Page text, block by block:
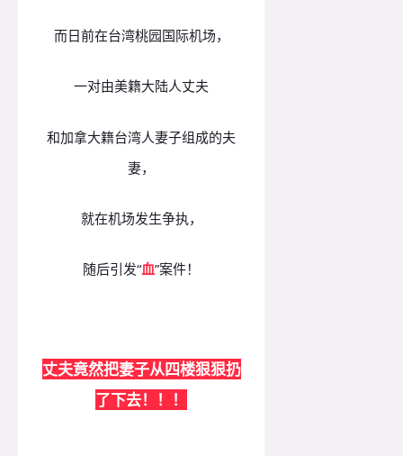
而日前在台湾桃园国际机场，
一对由美籍大陆人丈夫
和加拿大籍台湾人妻子组成的夫
妻，
就在机场发生争执，
随后引发“血”案件！
丈夫竟然把妻子从四楼狠狠扔
了下去！！！